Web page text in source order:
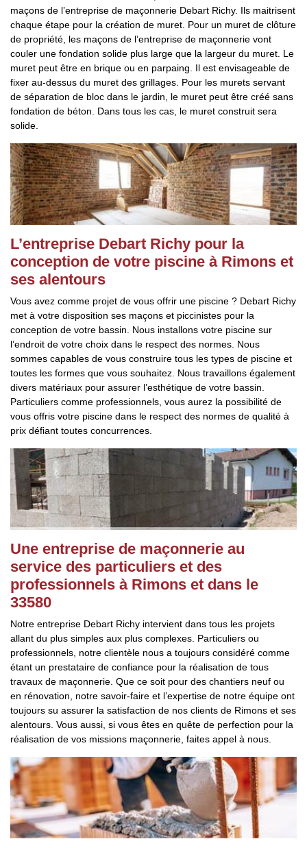
maçons de l’entreprise de maçonnerie Debart Richy. Ils maitrisent
chaque étape pour la création de muret. Pour un muret de clôture
de propriété, les maçons de l’entreprise de maçonnerie vont
couler une fondation solide plus large que la largeur du muret. Le
muret peut être en brique ou en parpaing. Il est envisageable de
fixer au-dessus du muret des grillages. Pour les murets servant
de séparation de bloc dans le jardin, le muret peut être créé sans
fondation de béton. Dans tous les cas, le muret construit sera
solide.
L’entreprise Debart Richy pour la
conception de votre piscine à Rimons et
ses alentours
Vous avez comme projet de vous offrir une piscine ? Debart Richy
met à votre disposition ses maçons et piccinistes pour la
conception de votre bassin. Nous installons votre piscine sur
l’endroit de votre choix dans le respect des normes. Nous
sommes capables de vous construire tous les types de piscine et
toutes les formes que vous souhaitez. Nous travaillons également
divers matériaux pour assurer l’esthétique de votre bassin.
Particuliers comme professionnels, vous aurez la possibilité de
vous offris votre piscine dans le respect des normes de qualité à
prix défiant toutes concurrences.
Une entreprise de maçonnerie au
service des particuliers et des
professionnels à Rimons et dans le
33580
Notre entreprise Debart Richy intervient dans tous les projets
allant du plus simples aux plus complexes. Particuliers ou
professionnels, notre clientèle nous a toujours considéré comme
étant un prestataire de confiance pour la réalisation de tous
travaux de maçonnerie. Que ce soit pour des chantiers neuf ou
en rénovation, notre savoir-faire et l’expertise de notre équipe ont
toujours su assurer la satisfaction de nos clients de Rimons et ses
alentours. Vous aussi, si vous êtes en quête de perfection pour la
réalisation de vos missions maçonnerie, faites appel à nous.